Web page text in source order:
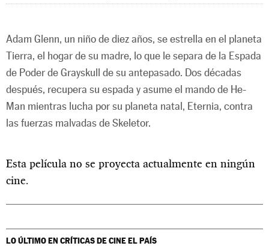
Adam Glenn, un niño de diez años, se estrella en el planeta
Tierra, el hogar de su madre, lo que le separa de la Espada
de Poder de Grayskull de su antepasado. Dos décadas
después, recupera su espada y asume el mando de He-
Man mientras lucha por su planeta natal, Eternia, contra
las fuerzas malvadas de Skeletor.
Esta película no se proyecta actualmente en ningún
cine.
LO ÚLTIMO EN CRÍTICAS DE CINEEL PAÍS